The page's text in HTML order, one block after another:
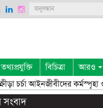
তথ্যপ্রযুক্তি বিচিত্রা আরও
চর্চা আইনজীবীদের কর্মস্পৃহা ও
সংবাদ